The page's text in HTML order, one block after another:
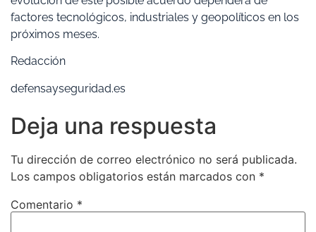
factores tecnológicos, industriales y geopolíticos en los
próximos meses.
Redacción
defensayseguridad.es
Deja una respuesta
Tu dirección de correo electrónico no será publicada.
Los campos obligatorios están marcados con *
Comentario *